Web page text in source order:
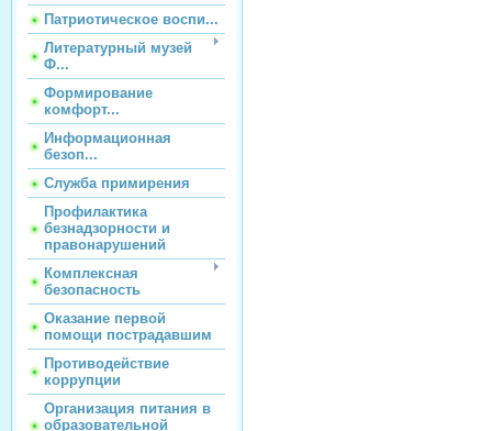
Патриотическое воспи...
Литературный музей
Ф...
Формирование
комфорт...
Информационная
безоп...
Служба примирения
Профилактика
безнадзорности и
правонарушений
Комплексная
безопасность
Оказание первой
помощи пострадавшим
Противодействие
коррупции
Организация питания в
образовательной